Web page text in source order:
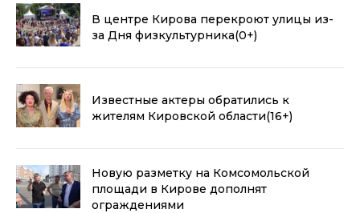
В центре Кирова перекроют улицы из-
за Дня физкультурника(0+)
Известные актеры обратились к
жителям Кировской области(16+)
Новую разметку на Комсомольской
площади в Кирове дополнят
ограждениями